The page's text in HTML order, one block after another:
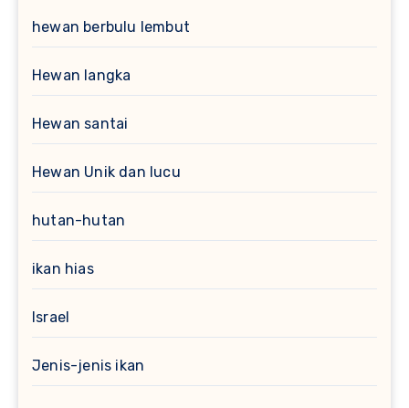
hewan berbulu lembut
Hewan langka
Hewan santai
Hewan Unik dan lucu
hutan-hutan
ikan hias
Israel
Jenis-jenis ikan